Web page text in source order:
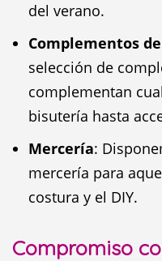
del verano.
Complementos
selección de
complementan
bisutería hasta
Mercería:
mercería para
costura y el DIY.
Compromiso